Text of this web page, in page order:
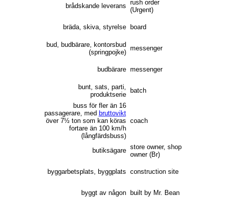
brådskande leverans rush order
(Urgent)
bräda, skiva, styrelse board
bud, budbärare, kontorsbud
(springpojke)
messenger
budbärare messenger
bunt, sats, parti,
produktserie
batch
buss för fler än 16
passagerare, med bruttovikt
över 7½ ton som kan köras
fortare än 100 km/h
(långfärdsbuss)
coach
butiksägare store owner, shop
owner (Br)
byggarbetsplats, byggplats construction site
byggt av någon built by Mr. Bean